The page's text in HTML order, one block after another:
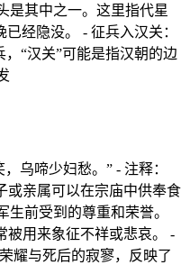
是其中之一。这里指代星
经隐没。 - 征兵入汉关：
，“汉关”可能是指汉朝的边
乌啼少妇愁。” - 注释：
或亲属可以在宗庙中供奉食
前受到的尊重和荣誉。
被用来象征不祥或悲哀。 -
耀与死后的寂寥，反映了